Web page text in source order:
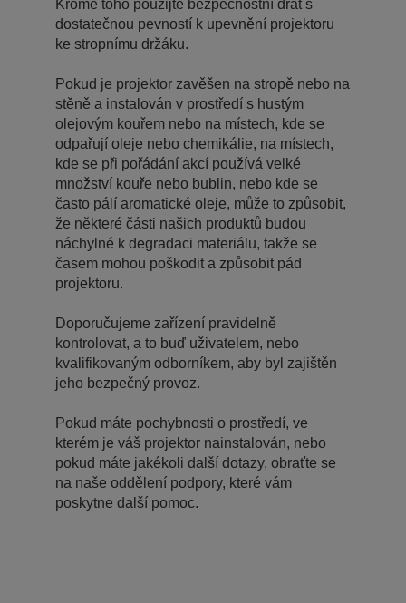
Kromě toho použijte bezpečnostní drát s
dostatečnou pevností k upevnění projektoru
ke stropnímu držáku.
Pokud je projektor zavěšen na stropě nebo na
stěně a instalován v prostředí s hustým
olejovým kouřem nebo na místech, kde se
odpařují oleje nebo chemikálie, na místech,
kde se při pořádání akcí používá velké
množství kouře nebo bublin, nebo kde se
často pálí aromatické oleje, může to způsobit,
že některé části našich produktů budou
náchylné k degradaci materiálu, takže se
časem mohou poškodit a způsobit pád
projektoru.
Doporučujeme zařízení pravidelně
kontrolovat, a to buď uživatelem, nebo
kvalifikovaným odborníkem, aby byl zajištěn
jeho bezpečný provoz.
Pokud máte pochybnosti o prostředí, ve
kterém je váš projektor nainstalován, nebo
pokud máte jakékoli další dotazy, obraťte se
na naše oddělení podpory, které vám
poskytne další pomoc.